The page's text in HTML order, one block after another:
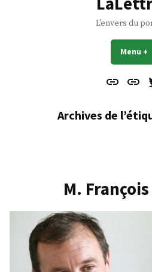
L'envers du
Menu +
Contact
À
Archives de
M.